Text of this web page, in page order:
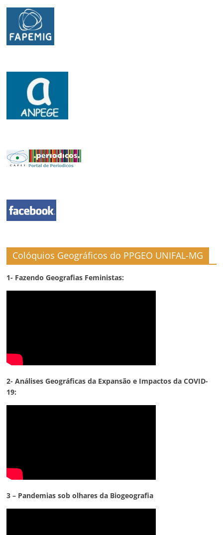
Colóquios Geográficos do PPGEO UNIFAL-MG
1- Fazendo Geografias Feministas:
2- Análises Geográficas da Expansão e Impactos da COVID-
19:
3 – Pandemias sob olhares da Biogeografia